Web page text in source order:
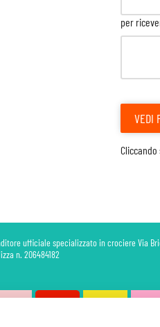
per
VEDI
ufficiale specializzato in crociere Via
n. 206484182